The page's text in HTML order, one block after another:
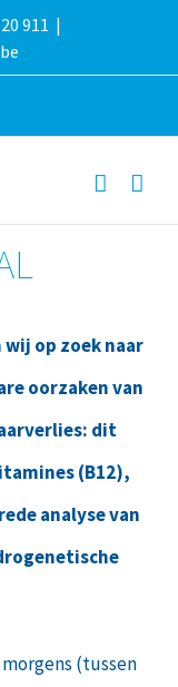
911 |
op zoek naar
oorzaken van
dit
(B12),
analyse van
(tussen